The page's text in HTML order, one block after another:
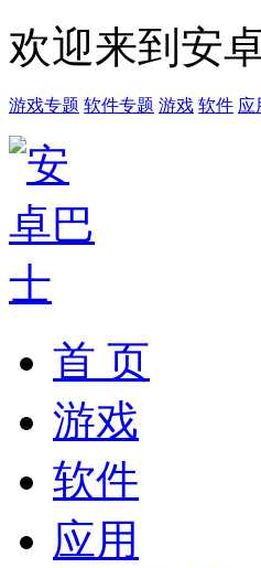
欢迎来到安
游戏专题 软件专题 游戏 软件 应
首 页
游戏
软件
应用